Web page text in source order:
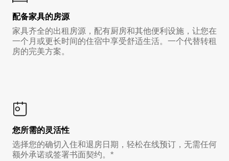
配备家具的房源
家具齐全的出租房源，配有厨房和其他便利设施，让您在
一个月或更长时间的住宿中享受舒适生活。一个代替转租
房的完美方案。
您所需的灵活性
选择您的确切入住和退房日期，轻松在线预订，无需任何
额外承诺或签署书面契约。*